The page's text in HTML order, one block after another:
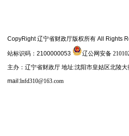
CopyRight 辽宁省财政厅版权所有 All Rights
站标识码：2100000053
辽公网安备
主办：辽宁省财政厅 地址:沈阳市皇姑区北
mail:lnfd310@163.com